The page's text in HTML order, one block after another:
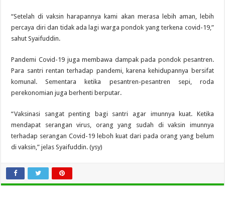
“Setelah di vaksin harapannya kami akan merasa lebih aman, lebih
percaya diri dan tidak ada lagi warga pondok yang terkena covid-19,”
sahut Syaifuddin.
Pandemi Covid-19 juga membawa dampak pada pondok pesantren.
Para santri rentan terhadap pandemi, karena kehidupannya bersifat
komunal. Sementara ketika pesantren-pesantren sepi, roda
perekonomian juga berhenti berputar.
“Vaksinasi sangat penting bagi santri agar imunnya kuat. Ketika
mendapat serangan virus, orang yang sudah di vaksin imunnya
terhadap serangan Covid-19 leboh kuat dari pada orang yang belum
di vaksin,” jelas Syaifuddin. (ysy)